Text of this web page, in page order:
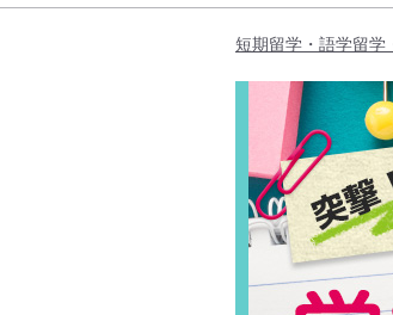
短期留学・語学留